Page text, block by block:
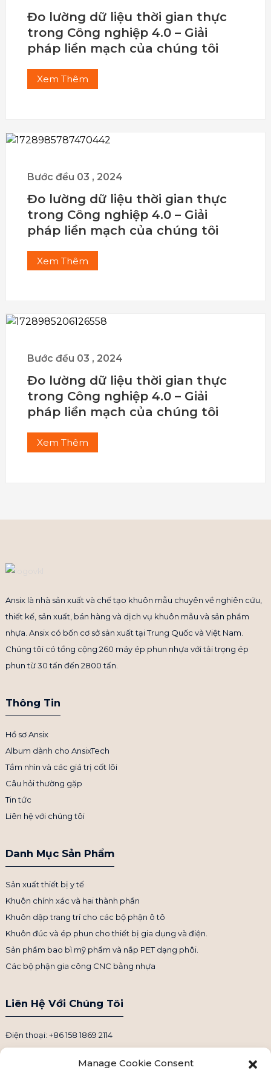
Đo lường dữ liệu thời gian thực
trong Công nghiệp 4.0 – Giải
pháp liền mạch của chúng tôi
Xem Thêm
Bước đều 03 , 2024
Đo lường dữ liệu thời gian thực
trong Công nghiệp 4.0 – Giải
pháp liền mạch của chúng tôi
Xem Thêm
Bước đều 03 , 2024
Đo lường dữ liệu thời gian thực
trong Công nghiệp 4.0 – Giải
pháp liền mạch của chúng tôi
Xem Thêm
Ansix là nhà sản xuất và chế tạo khuôn mẫu chuyên về nghiên cứu,
thiết kế, sản xuất, bán hàng và dịch vụ khuôn mẫu và sản phẩm
nhựa. Ansix có bốn cơ sở sản xuất tại Trung Quốc và Việt Nam.
Chúng tôi có tổng cộng 260 máy ép phun nhựa với tải trọng ép
phun từ 30 tấn đến 2800 tấn.
Thông Tin
Hồ sơ Ansix
Album dành cho AnsixTech
Tầm nhìn và các giá trị cốt lõi
Câu hỏi thường gặp
Tin tức
Liên hệ với chúng tôi
Danh Mục Sản Phẩm
Sản xuất thiết bị y tế
Khuôn chính xác và hai thành phần
Khuôn dập trang trí cho các bộ phận ô tô
Khuôn đúc và ép phun cho thiết bị gia dụng và điện.
Sản phẩm bao bì mỹ phẩm và nắp PET dạng phôi.
Các bộ phận gia công CNC bằng nhựa
Liên Hệ Với Chúng Tôi
Điện thoại: +86 158 1869 2114
Email: info@ansixtech.com
Skype: Stephenhuang2010Manage Cookie Consent